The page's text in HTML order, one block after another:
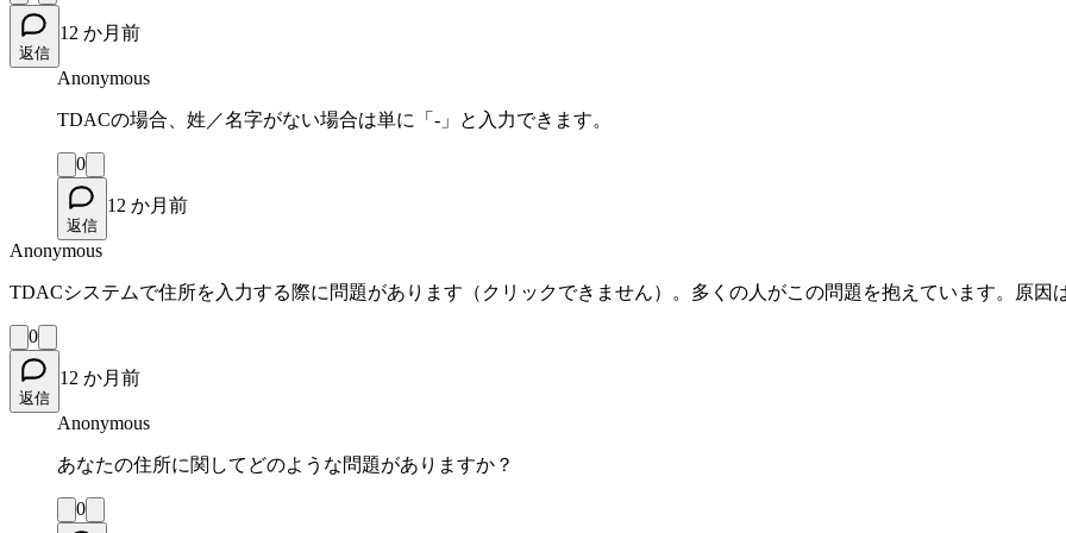
返信
12 か月前
Anonymous
TDACの場合、姓／名字がない場合は単に「-」と入力できます。
0
返信
12 か月前
Anonymous
TDACシステムで住所を入力する際に問題があります（クリックできません）。多くの人がこの問題を抱えています。原因
0
返信
12 か月前
Anonymous
あなたの住所に関してどのような問題がありますか？
0